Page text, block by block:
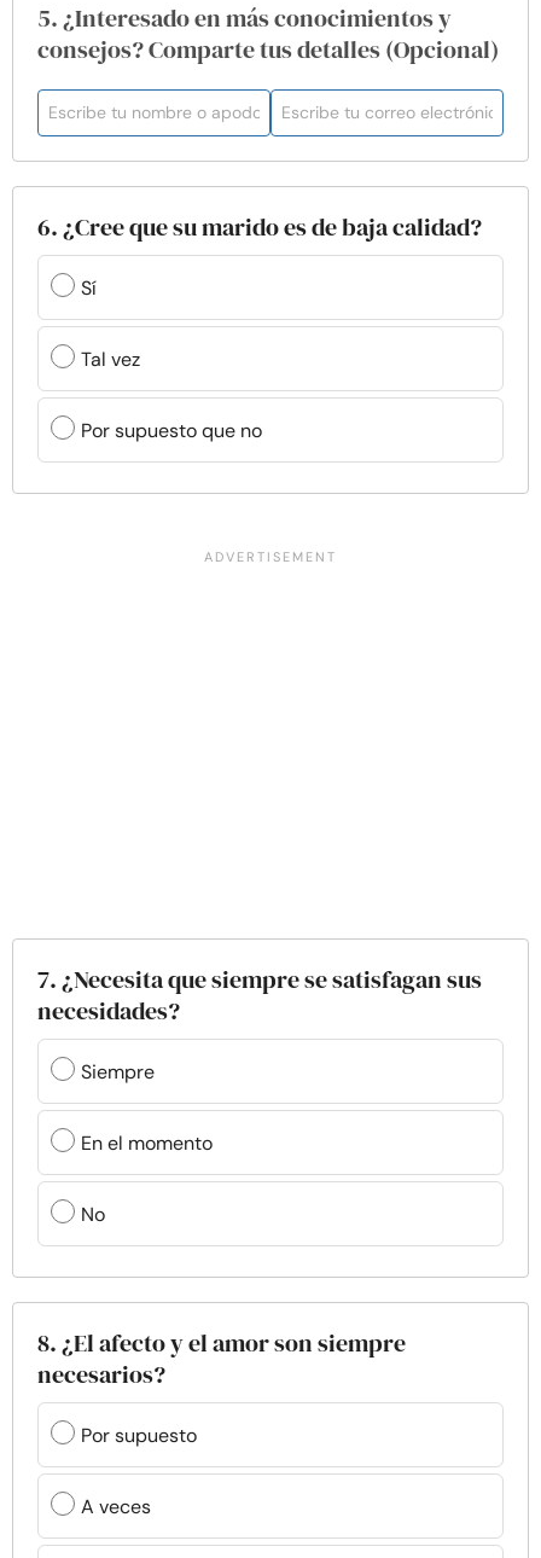
5. ¿Interesado en más conocimientos y
consejos? Comparte tus detalles (Opcional)
6. ¿Cree que su marido es de baja calidad?
Sí
Tal vez
Por supuesto que no
7. ¿Necesita que siempre se satisfagan sus
necesidades?
Siempre
En el momento
No
8. ¿El afecto y el amor son siempre
necesarios?
Por supuesto
A veces